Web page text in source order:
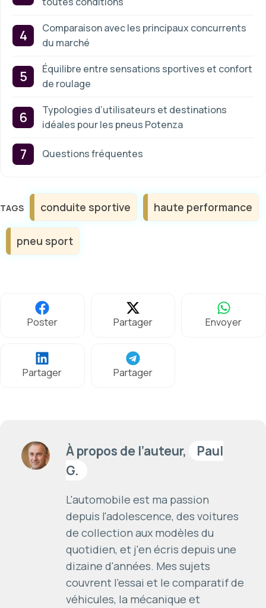
Comparaison avec les principaux concurrents
du marché
Équilibre entre sensations sportives et confort
de roulage
Typologies d’utilisateurs et destinations
idéales pour les pneus Potenza
Questions fréquentes
Étiquettes
conduite sportive haute performance
pneu sport
Poster Partager Envoyer
Partager Partager
À propos de l’auteur,
Paul
G.
L'automobile est ma passion
depuis l'adolescence, des voitures
de collection aux modèles du
quotidien, et j'en écris depuis une
dizaine d'années. Mes sujets
couvrent l'essai et le comparatif de
véhicules, la mécanique et